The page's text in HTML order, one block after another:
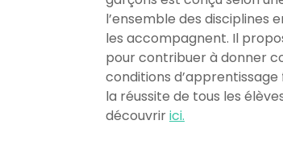
l’ensemble des disciplines
les accompagnent. Il
pour contribuer à donner
conditions
la réussite de tous les
découvririci.